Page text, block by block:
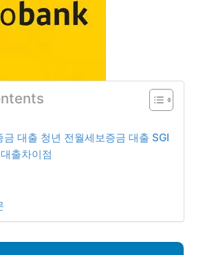
금 대출 청년 전월세보증금 대출 SGI
출차이점